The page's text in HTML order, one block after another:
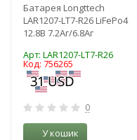
Батарея Longttech
LAR1207-LT7-R26 LiFePo4
12.8В 7.2Аг/6.8Аг
Арт: LAR1207-LT7-R26
Код: 756265
0
У кошик